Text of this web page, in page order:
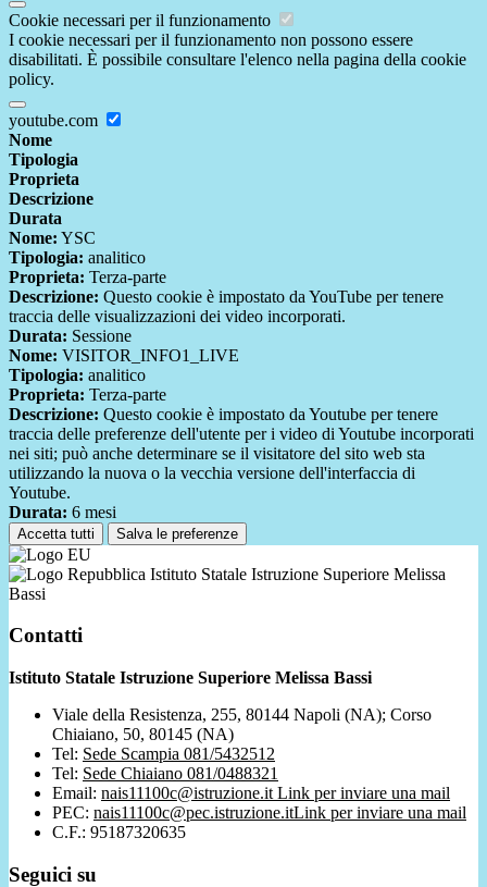
Cookie necessari per il funzionamento
I cookie necessari per il funzionamento non possono essere
disabilitati. È possibile consultare l'elenco nella pagina della cookie
policy.
youtube.com
Nome
Tipologia
Proprieta
Descrizione
Durata
Nome: YSC
Tipologia: analitico
Proprieta: Terza-parte
Descrizione: Questo cookie è impostato da YouTube per tenere
traccia delle visualizzazioni dei video incorporati.
Durata: Sessione
Nome: VISITOR_INFO1_LIVE
Tipologia: analitico
Proprieta: Terza-parte
Descrizione: Questo cookie è impostato da Youtube per tenere
traccia delle preferenze dell'utente per i video di Youtube incorporati
nei siti; può anche determinare se il visitatore del sito web sta
utilizzando la nuova o la vecchia versione dell'interfaccia di
Youtube.
Durata: 6 mesi
Accetta tutti Salva le preferenze
Istituto Statale Istruzione Superiore Melissa
Bassi
Contatti
Istituto Statale Istruzione Superiore Melissa Bassi
Viale della Resistenza, 255, 80144 Napoli (NA); Corso
Chiaiano, 50, 80145 (NA)
Tel: Sede Scampia 081/5432512
Tel: Sede Chiaiano 081/0488321
Email: nais11100c@istruzione.it Link per inviare una mail
PEC: nais11100c@pec.istruzione.itLink per inviare una mail
C.F.: 95187320635
Seguici su